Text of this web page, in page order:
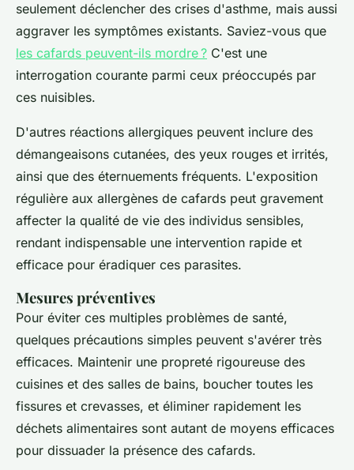
seulement déclencher des crises d'asthme, mais aussi
aggraver les symptômes existants. Saviez-vous que
les cafards peuvent-ils mordre ? C'est une
interrogation courante parmi ceux préoccupés par
ces nuisibles.
D'autres réactions allergiques peuvent inclure des
démangeaisons cutanées, des yeux rouges et irrités,
ainsi que des éternuements fréquents. L'exposition
régulière aux allergènes de cafards peut gravement
affecter la qualité de vie des individus sensibles,
rendant indispensable une intervention rapide et
efficace pour éradiquer ces parasites.
Mesures préventives
Pour éviter ces multiples problèmes de santé,
quelques précautions simples peuvent s'avérer très
efficaces. Maintenir une propreté rigoureuse des
cuisines et des salles de bains, boucher toutes les
fissures et crevasses, et éliminer rapidement les
déchets alimentaires sont autant de moyens efficaces
pour dissuader la présence des cafards.